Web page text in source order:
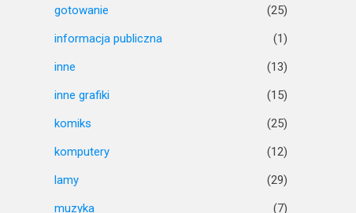
gotowanie
(25)
informacja publiczna
(1)
inne
(13)
inne grafiki
(15)
komiks
(25)
komputery
(12)
lamy
(29)
muzyka
(7)